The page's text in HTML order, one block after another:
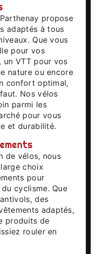
propose
adaptés à tous
Que vous
pour vos
un VTT pour vos
nature ou encore
confort optimal,
Nos vélos
parmi les
pour vous
et durabilité.
de vélos, nous
choix
pour
cyclisme. Que
des
adaptés,
produits de
rouler en